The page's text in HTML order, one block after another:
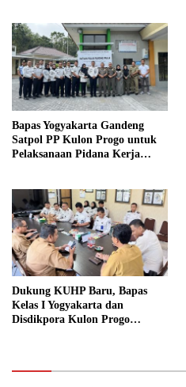
Bapas Yogyakarta Gandeng
Satpol PP Kulon Progo untuk
Pelaksanaan Pidana Kerja
Dukung KUHP Baru, Bapas
Kelas I Yogyakarta dan
Disdikpora Kulon Progo